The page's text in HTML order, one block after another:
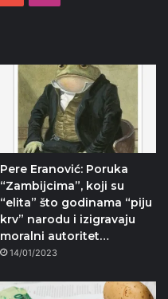
Pere Eranović: Poruka
“Zambijcima”, koji su
“elita” što godinama “piju
krv” narodu i izigravaju
moralni autoritet…
14/01/2023